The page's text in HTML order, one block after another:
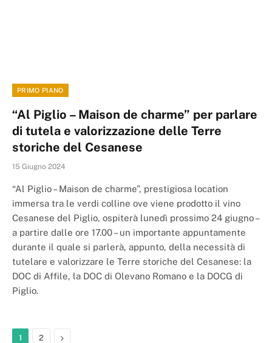
PRIMO PIANO
“Al Piglio – Maison de charme” per parlare
di tutela e valorizzazione delle Terre
storiche del Cesanese
15 Giugno 2024
“Al Piglio – Maison de charme”, prestigiosa location
immersa tra le verdi colline ove viene prodotto il vino
Cesanese del Piglio, ospiterà lunedì prossimo 24 giugno –
a partire dalle ore 17.00 – un importante appuntamente
durante il quale si parlerà, appunto, della necessità di
tutelare e valorizzare le Terre storiche del Cesanese: la
DOC di Affile, la DOC di Olevano Romano e la DOCG di
Piglio.
1 2 Next